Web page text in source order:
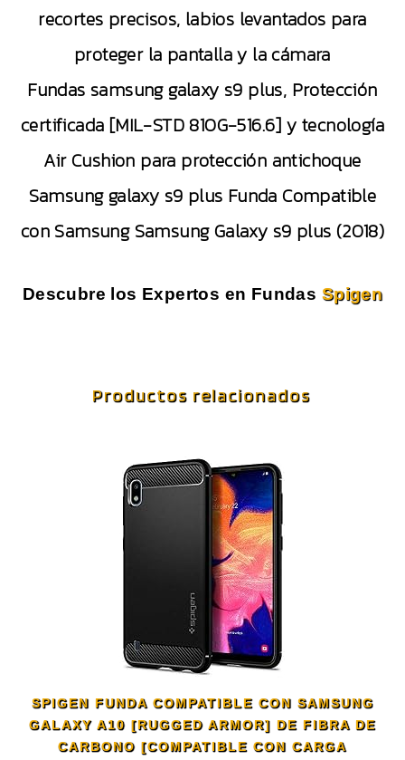
recortes precisos, labios levantados para
proteger la pantalla y la cámara
Fundas samsung galaxy s9 plus, Protección
certificada [MIL-STD 810G-516.6] y tecnología
Air Cushion para protección antichoque
Samsung galaxy s9 plus Funda Compatible
con Samsung Samsung Galaxy s9 plus (2018)
Descubre los Expertos en Fundas Spigen
Productos relacionados
SPIGEN FUNDA COMPATIBLE CON SAMSUNG
GALAXY A10 [RUGGED ARMOR] DE FIBRA DE
CARBONO [COMPATIBLE CON CARGA